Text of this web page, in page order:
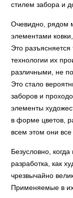
стилем забора и
Очевидно, рядом
элементами
Это
технологии их
различными, не
Это стало
заборов и
элементы
в форме цветов,
всем этом они
Безусловно,
разработка, как
чрезвычайно
Применяемые в